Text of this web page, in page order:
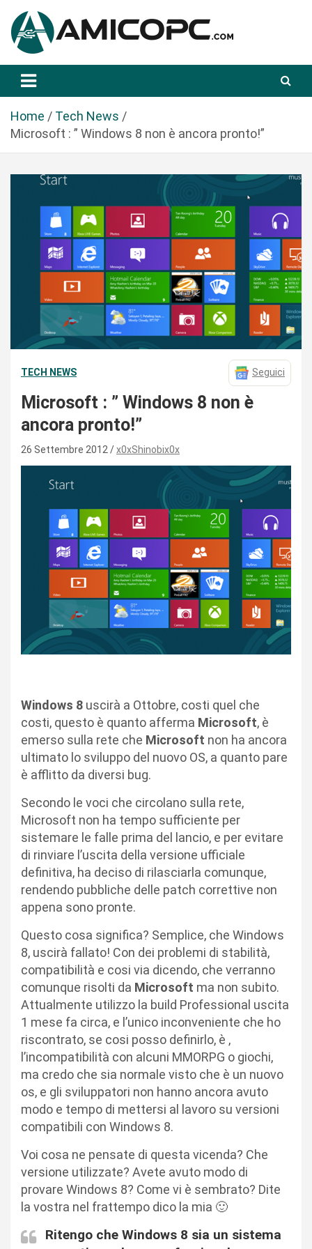
a
Amicopc.com
Home
Tech News
Microsoft : ” Windows 8 non è ancora pronto!”
TECH NEWS Seguici
Microsoft : ” Windows 8 non è
ancora pronto!”
26 Settembre 2012 x0xShinobix0x
Windows 8 uscirà a Ottobre, costi quel che
costi, questo è quanto afferma Microsoft, è
emerso sulla rete che Microsoft non ha ancora
ultimato lo sviluppo del nuovo OS, a quanto pare
è afflitto da diversi bug.
Secondo le voci che circolano sulla rete,
Microsoft non ha tempo sufficiente per
sistemare le falle prima del lancio, e per evitare
di rinviare l’uscita della versione ufficiale
definitiva, ha deciso di rilasciarla comunque,
rendendo pubbliche delle patch correttive non
appena sono pronte.
Questo cosa significa? Semplice, che Windows
8, uscirà fallato! Con dei problemi di stabilità,
compatibilità e cosi via dicendo, che verranno
comunque risolti da Microsoft ma non subito.
Attualmente utilizzo la build Professional uscita
1 mese fa circa, e l’unico inconveniente che ho
riscontrato, se cosi posso definirlo, è ,
l’incompatibilità con alcuni MMORPG o giochi,
ma credo che sia normale visto che è un nuovo
os, e gli sviluppatori non hanno ancora avuto
modo e tempo di mettersi al lavoro su versioni
compatibili con Windows 8.
Voi cosa ne pensate di questa vicenda? Che
versione utilizzate? Avete avuto modo di
provare Windows 8? Come vi è sembrato? Dite
la vostra nel frattempo dico la mia 🙂
Ritengo che Windows 8 sia un sistema